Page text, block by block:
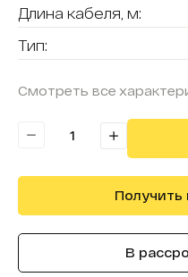
Длина кабеля, м:
Тип:
Смотреть все
Получить
В